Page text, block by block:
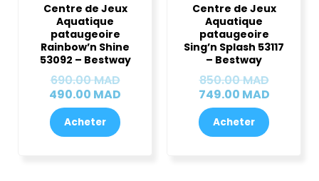
Centre de Jeux
Aquatique
pataugeoire
Rainbow’n Shine
53092 – Bestway
690.00MAD
initial
était :
690.00 MAD.
490.00 MAD
actuel
490.00 MAD.
Acheter
Centre de Jeux
Aquatique
pataugeoire
Sing’n Splash 53117
– Bestway
850.00MAD
initial
était :
850.00
749.00 MAD
actuel
749.00
Acheter